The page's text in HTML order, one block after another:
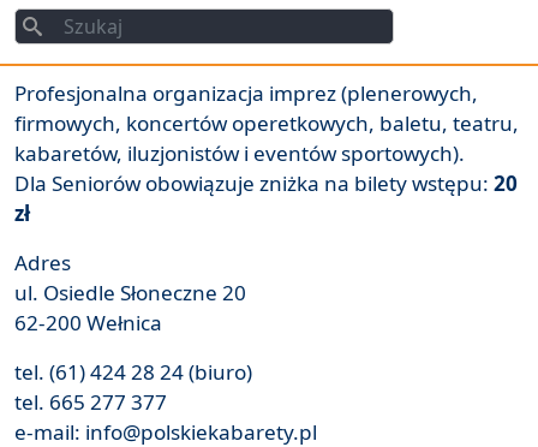
Szukaj
Szukaj
Profesjonalna organizacja imprez (plenerowych,
firmowych, koncertów operetkowych, baletu, teatru,
kabaretów, iluzjonistów i eventów sportowych).
Dla Seniorów obowiązuje zniżka na bilety wstępu: 20
zł
Adres
ul. Osiedle Słoneczne 20
62-200 Wełnica
tel. (61) 424 28 24 (biuro)
tel. 665 277 377
e-mail: info@polskiekabarety.pl